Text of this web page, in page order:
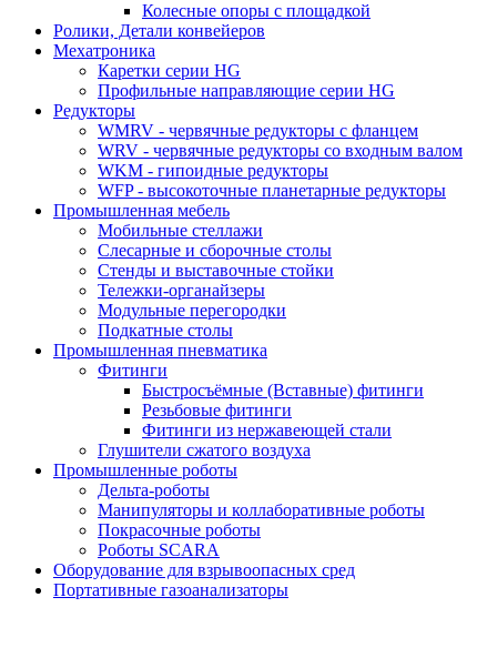
Колесные опоры с площадкой
Ролики, Детали конвейеров
Мехатроника
Каретки серии HG
Профильные направляющие серии HG
Редукторы
WMRV - червячные редукторы с фланцем
WRV - червячные редукторы со входным валом
WKM - гипоидные редукторы
WFP - высокоточные планетарные редукторы
Промышленная мебель
Мобильные стеллажи
Слесарные и сборочные столы
Стенды и выставочные стойки
Тележки-органайзеры
Модульные перегородки
Подкатные столы
Промышленная пневматика
Фитинги
Быстросъёмные (Вставные) фитинги
Резьбовые фитинги
Фитинги из нержавеющей стали
Глушители сжатого воздуха
Промышленные роботы
Дельта-роботы
Манипуляторы и коллаборативные роботы
Покрасочные роботы
Роботы SCARA
Оборудование для взрывоопасных сред
Портативные газоанализаторы